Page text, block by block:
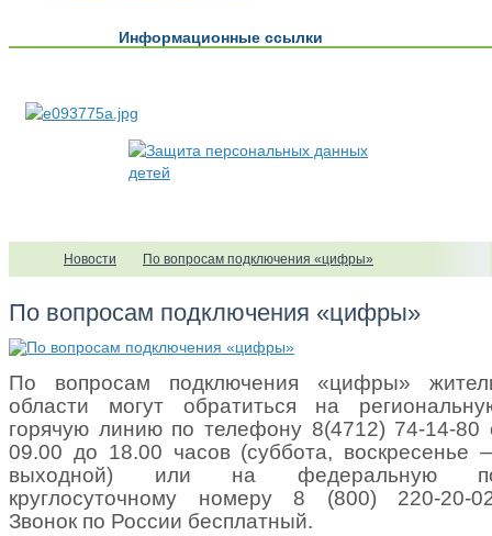
Информационные ссылки
Новости По вопросам подключения «цифры»
По вопросам подключения «цифры»
По вопросам подключения «цифры»
области могут обратиться на
горячую линию по телефону 8(4712) 74-14-80
09.00 до 18.00 часов (суббота, воскресенье
выходной) или на федеральную
круглосуточному номеру 8 (800) 220-20-
Звонок по России бесплатный.